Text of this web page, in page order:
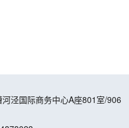
泾国际商务中心A座801室/906